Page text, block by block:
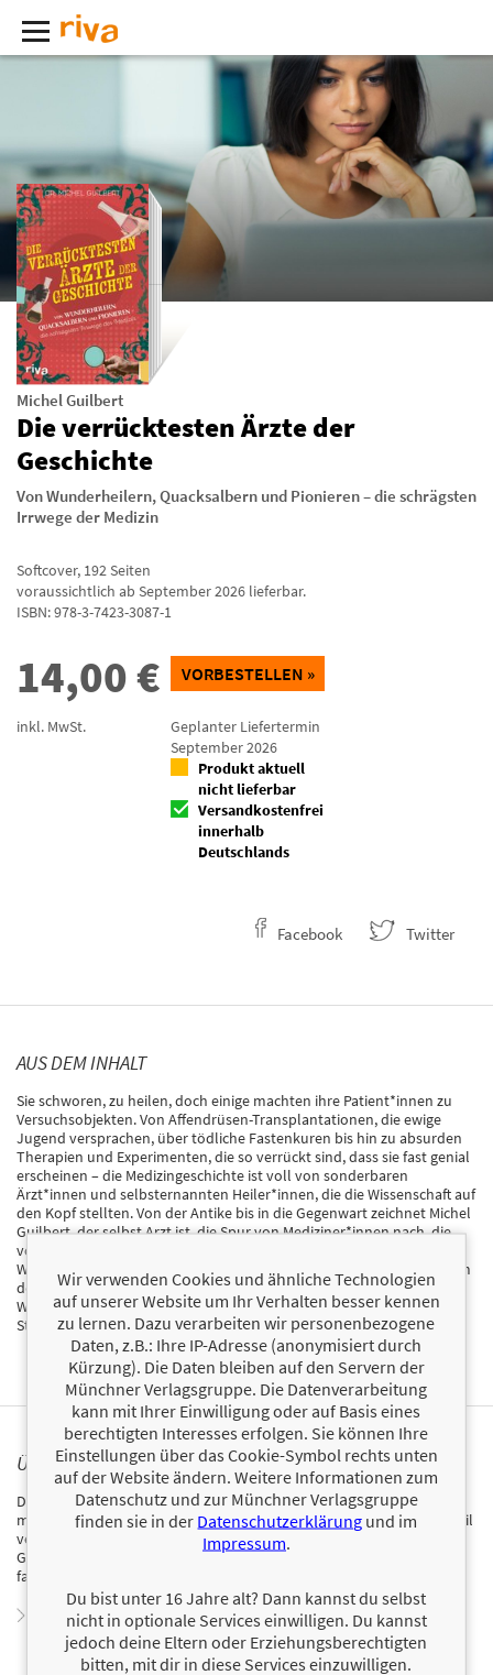
Michel Guilbert
Die verrücktesten Ärzte der
Geschichte
Von Wunderheilern, Quacksalbern und Pionieren – die schrägsten
Irrwege der Medizin
Softcover, 192Seiten
voraussichtlich ab September 2026 lieferbar.
ISBN:978-3-7423-3087-1
14,00€
inkl. MwSt.
VORBESTELLEN »
Geplanter Liefertermin
September 2026
Produkt aktuell
nicht lieferbar
Versandkostenfrei
innerhalb
Deutschlands
Facebook Twitter
AUS DEM INHALT
Sie schworen, zu heilen, doch einige machten ihre Patient*innen zu
Versuchsobjekten. Von Affendrüsen-Transplantationen, die ewige
Jugend versprachen, über tödliche Fastenkuren bis hin zu absurden
Therapien und Experimenten, die so verrückt sind, dass sie fast genial
erscheinen – die Medizingeschichte ist voll von sonderbaren
Ärzt*innen und selbsternannten Heiler*innen, die die Wissenschaft auf
den Kopf stellten. Von der Antike bis in die Gegenwart zeichnet Michel
Guilbert, der selbst Arzt ist, die Spur von Mediziner*innen nach, die
von der Forschung in den Wahnsinn abglitten, und deckt eine
Wissenschaft auf, die Ethik – und manchmal auch Leben – opferte, um
den menschlichen Körper zu erforschen. Ein höchst unterhaltsames
Werk voller Überraschungen, das seine Leser*innen mit Humor und
Staunen fesselt.
ÜBER MICHEL GUILBERT
Dr. Michel Guilbert ist Arzt, Autor und leidenschaftlicher Vermittler
medizinischer Themen mit Humor. Mit seinem unverwechselbaren Stil
verbindet er medizinisches Wissen mit Witz, Ironie und historischem
Gespür – und zeigt, dass die Geschichte der Medizin ebenso
faszinierend wie verrückt sein kann.
Zum Profil von Michel Guilbert
Wir verwenden Cookies und ähnliche Technologien
auf unserer Website um Ihr Verhalten besser kennen
zu lernen. Dazu verarbeiten wir personenbezogene
Daten, z.B.: Ihre IP-Adresse (anonymisiert durch
Kürzung). Die Daten bleiben auf den Servern der
Münchner Verlagsgruppe. Die Datenverarbeitung
kann mit Ihrer Einwilligung oder auf Basis eines
berechtigten Interesses erfolgen. Sie können Ihre
Einstellungen über das Cookie-Symbol rechts unten
auf der Website ändern. Weitere Informationen zum
Datenschutz und zur Münchner Verlagsgruppe
finden sie in der Datenschutzerklärung und im
Impressum.
Du bist unter 16 Jahre alt? Dann kannst du selbst
nicht in optionale Services einwilligen. Du kannst
jedoch deine Eltern oder Erziehungsberechtigten
bitten, mit dir in diese Services einzuwilligen.